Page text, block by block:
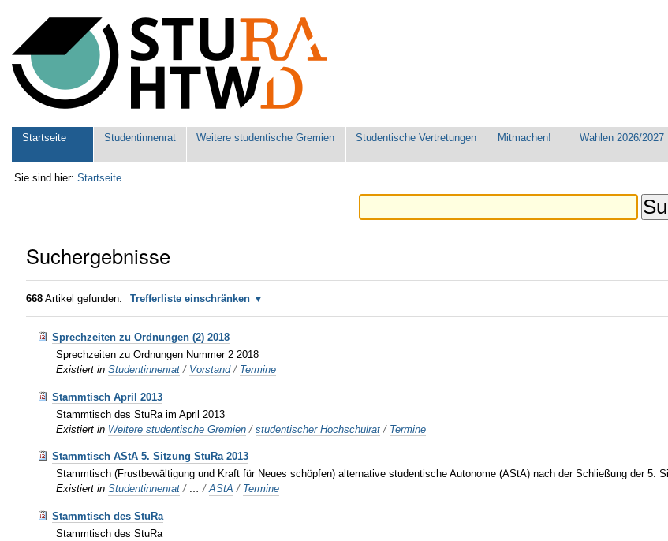
Werkzeuge
Sektionen
Startseite Studentinnenrat Weitere studentische Gremien Studentische Vertretungen Mitmachen! Wahlen 2026/2027
Sie sind hier: Startseite
Suchergebnisse
668 Artikel gefunden. Trefferliste einschränken
Sprechzeiten zu Ordnungen (2) 2018
Sprechzeiten zu Ordnungen Nummer 2 2018
Existiert in Studentinnenrat / Vorstand / Termine
Stammtisch April 2013
Stammtisch des StuRa im April 2013
Existiert in Weitere studentische Gremien /studentischer Hochschulrat / Termine
Stammtisch AStA 5. Sitzung StuRa 2013
Stammtisch (Frustbewältigung und Kraft für Neues schöpfen) alternative studentische Autonome (AStA) nach der Schließung der 5.
Existiert in Studentinnenrat / …/AStA / Termine
Stammtisch des StuRa
Stammtisch des StuRa